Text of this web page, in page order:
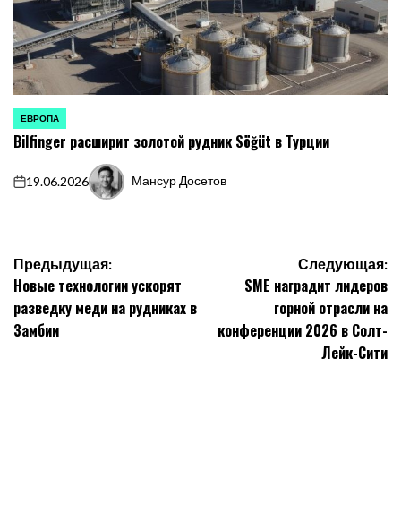
ОПУБЛИКОВАНО
В
ЕВРОПА
Bilfinger расширит золотой рудник Söğüt в Турции
on
19.06.2026
Запись
Мансур Досетов
Навигация
по
записям
Предыдущая:
Новые технологии ускорят
разведку меди на рудниках в
Замбии
Следующая:
SME наградит лидеров
горной отрасли на
конференции 2026 в Солт-
Лейк-Сити